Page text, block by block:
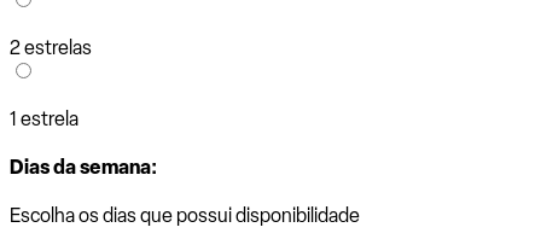
2 estrelas
1 estrela
Dias da semana:
Escolha os dias que possui disponibilidade